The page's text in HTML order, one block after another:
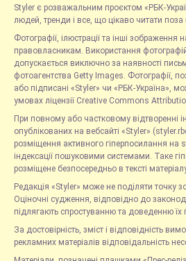
Styler є розважальним проєктом «РБК-
людей, тренди і все, що цікаво читати
Фотографії, ілюстрації та інші зображення
правовласникам. Використання
допускається виключно за наявності
фотоагентства Getty Images. Фотографії,
або підписані «Styler» чи «РБК-Україна»,
умовах ліцензії Creative Commons
При повному або частковому відтворенні
опублікованих на вебсайті «Styler»
розміщення активного гіперпосилання на
індексації пошуковими системами. Таке
розміщене безпосередньо в тексті
Редакція «Styler» може не поділяти точку
Оціночні судження, відповідно до
підлягають спростуванню та доведенню їх
За достовірність, зміст і відповідність
рекламних матеріалів відповідальність